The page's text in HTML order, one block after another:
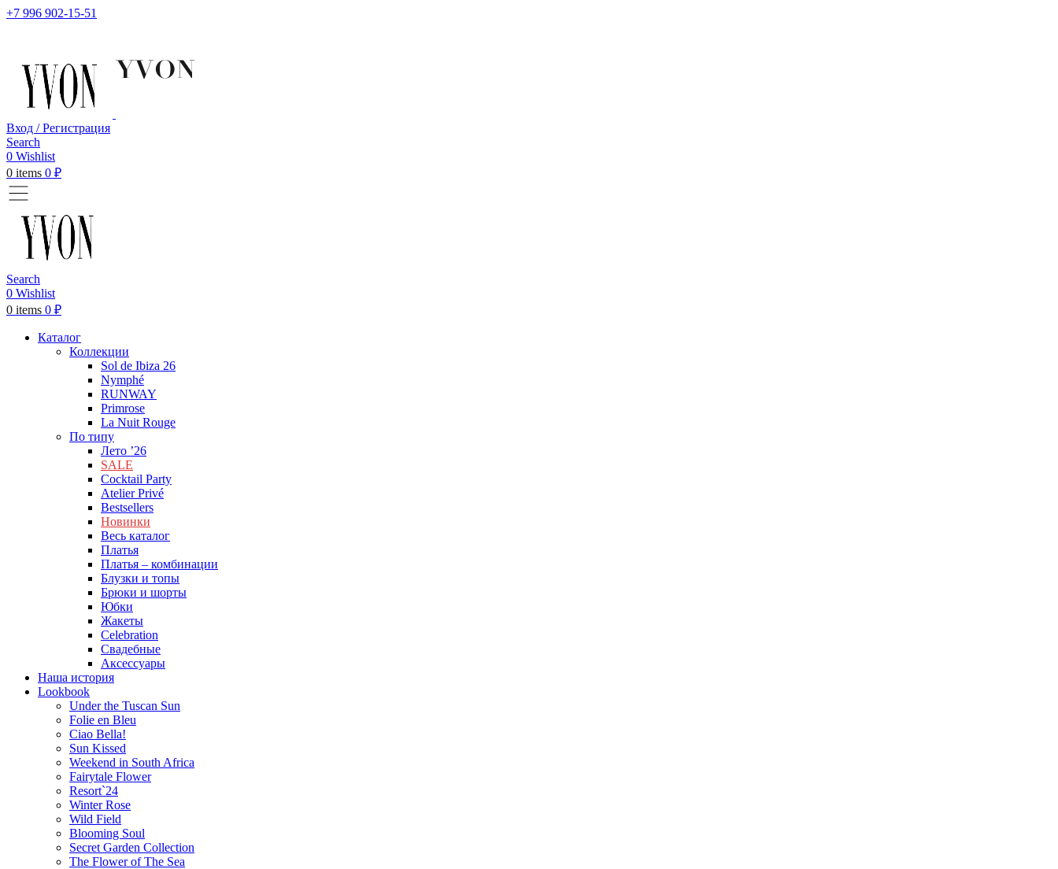
+7 996 902-15-51
Вход / Регистрация
Search
0 Wishlist
0 items 0 ₽
Search
0 Wishlist
0 items 0 ₽
Каталог
Коллекции
Sol de Ibiza 26
Nymphé
RUNWAY
Primrose
La Nuit Rouge
По типу
Лето ’26
SALE
Cocktail Party
Atelier Privé
Bestsellers
Новинки
Весь каталог
Платья
Платья – комбинации
Блузки и топы
Брюки и шорты
Юбки
Жакеты
Celebration
Cвадебные
Аксессуары
Наша история
Lookbook
Under the Tuscan Sun
Folie en Bleu
Ciao Bella!
Sun Kissed
Weekend in South Africa
Fairytale Flower
Resort`24
Winter Rose
Wild Field
Blooming Soul
Secret Garden Collection
The Flower of The Sea